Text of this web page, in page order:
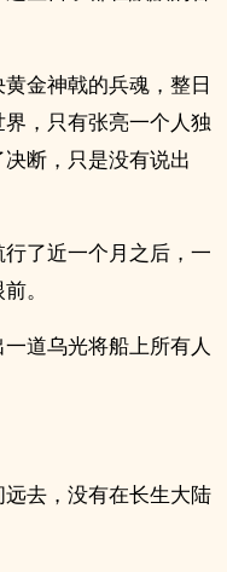
金神戟的兵魂，整日
，只有张亮一个人独
断，只是没有说出
了近一个月之后，一
。
道乌光将船上所有人
去，没有在长生大陆